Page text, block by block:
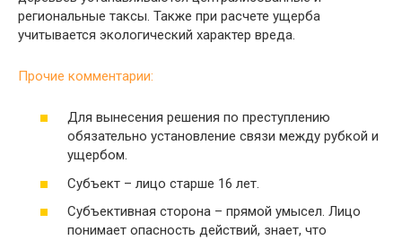
региональные таксы. Также при расчете ущерба
учитывается экологический характер вреда.
Прочие комментарии:
Для вынесения решения по преступлению
обязательно установление связи между рубкой и
ущербом.
Субъект – лицо старше 16 лет.
Субъективная сторона – прямой умысел. Лицо
понимает опасность действий, знает, что